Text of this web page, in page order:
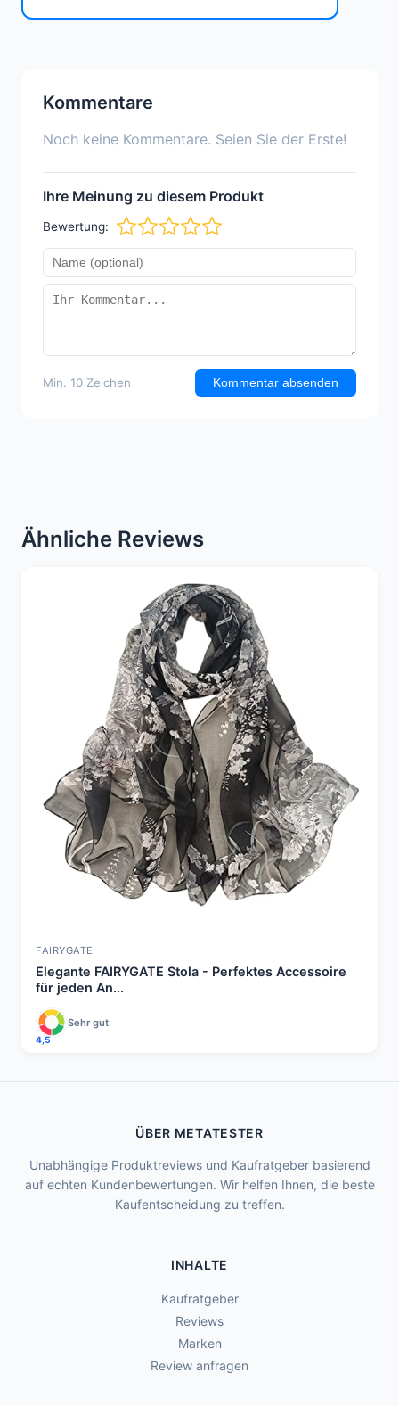
Kommentare
Noch keine Kommentare. Seien Sie der Erste!
Ihre Meinung zu diesem Produkt
Bewertung:
Min. 10 Zeichen Kommentar absenden
Ähnliche Reviews
FAIRYGATE
Elegante FAIRYGATE Stola - Perfektes Accessoire
für jeden An...
4,5
Sehr gut
ÜBER METATESTER
Unabhängige Produktreviews und Kaufratgeber basierend
auf echten Kundenbewertungen. Wir helfen Ihnen, die beste
Kaufentscheidung zu treffen.
INHALTE
Kaufratgeber
Reviews
Marken
Review anfragen